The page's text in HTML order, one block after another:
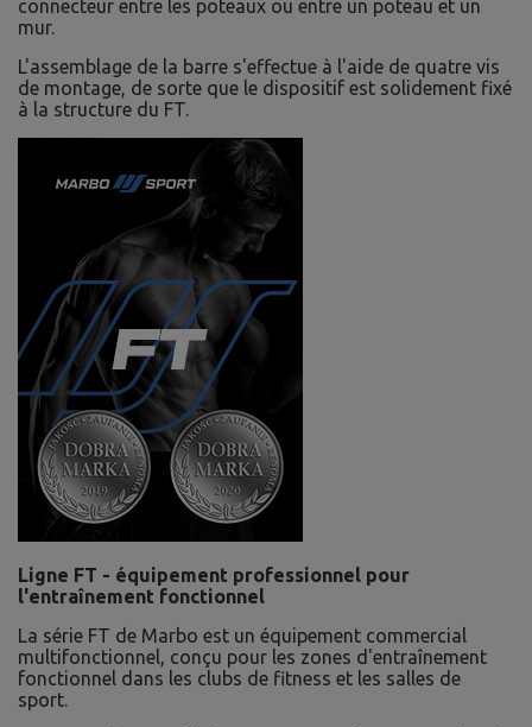
connecteur entre les poteaux ou entre un poteau et un
mur.
L'assemblage de la barre s'effectue à l'aide de quatre vis
de montage, de sorte que le dispositif est solidement fixé
à la structure du FT.
Ligne FT - équipement professionnel pour
l'entraînement fonctionnel
La série FT de Marbo est un équipement commercial
multifonctionnel, conçu pour les zones d'entraînement
fonctionnel dans les clubs de fitness et les salles de
sport.